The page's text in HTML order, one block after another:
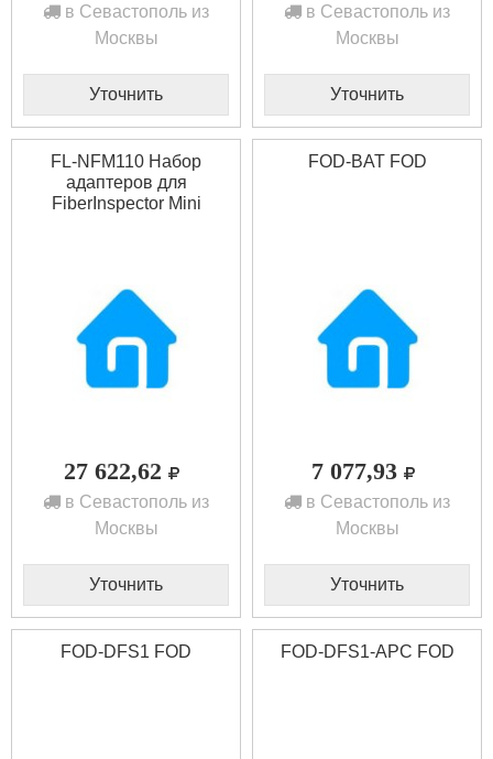
в Севастополь из
Москвы
Уточнить
в Севастополь из
Москвы
Уточнить
FL-NFM110 Набор
адаптеров для
FiberInspector Mini
27 622,62
в Севастополь из
Москвы
Уточнить
FOD-BAT FOD
7 077,93
в Севастополь из
Москвы
Уточнить
FOD-DFS1 FOD FOD-DFS1-APC FOD